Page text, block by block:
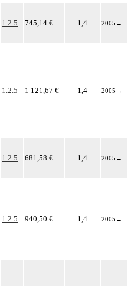
1.2.5 745,14 € 1,4 2005 →
1.2.5 1 121,67 € 1,4 2005 →
1.2.5 681,58 € 1,4 2005 →
1.2.5 940,50 € 1,4 2005 →